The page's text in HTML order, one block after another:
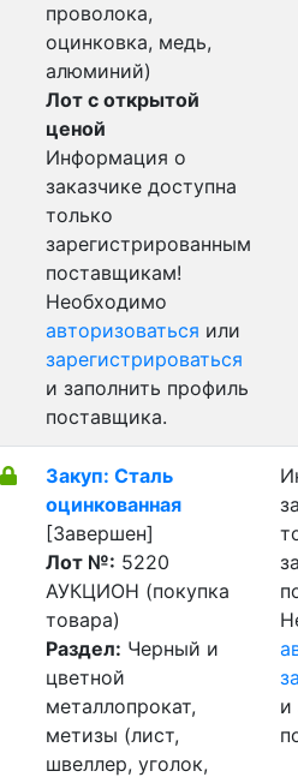
проволока,
оцинковка, медь,
алюминий)
Лот с открытой
ценой
Информация о
заказчике доступна
только
зарегистрированным
поставщикам!
Необходимо
авторизоваться или
зарегистрироваться
и заполнить профиль
поставщика.
Закуп: Сталь
оцинкованная
[Завершен]
Лот №: 5220
АУКЦИОН (покупка
товара)
Раздел: Черный и
цветной
металлопрокат,
метизы (лист,
швеллер, уголок,
и